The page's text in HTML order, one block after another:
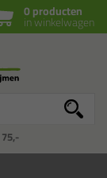
0 producten
in winkelwagen
75,-